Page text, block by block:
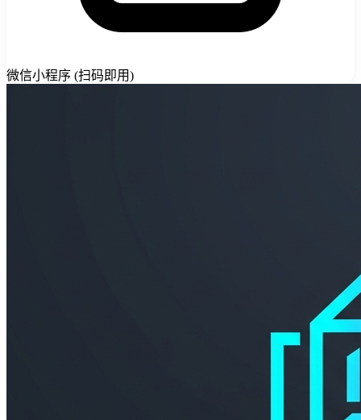
微信小程序 (扫码即用)